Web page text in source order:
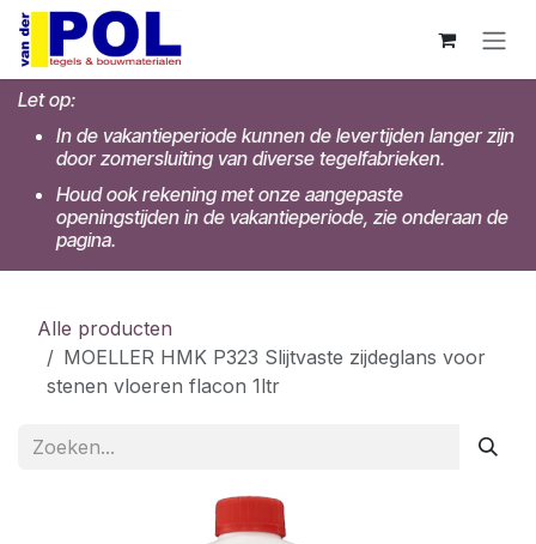
Overslaan naar inhoud
Let op:
In de vakantieperiode kunnen de levertijden langer zijn
door zomersluiting van diverse tegelfabrieken.
Houd ook rekening met onze aangepaste
openingstijden in de vakantieperiode, zie onderaan de
pagina.
Alle producten
MOELLER HMK P323 Slijtvaste zijdeglans voor
stenen vloeren flacon 1ltr